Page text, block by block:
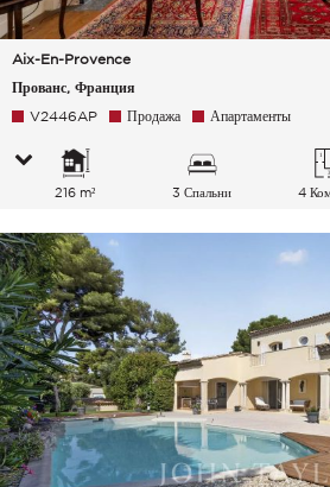
Aix-En-Provence
Прованс, Франция
V2446AP Продажа Апартаменты
216 m² 3 Спальни 4